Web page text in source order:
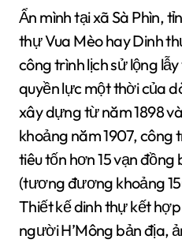
Ẩn mình tại xã Sà Phìn,
thự Vua Mèo hay Dinh
công trình lịch sử lộng
quyền lực một thời của
xây dựng từ năm 1898
khoảng năm 1907, công
tiêu tốn hơn 15 vạn
(tương đương khoảng
Thiết kế dinh thự kết
người H’Mông bản địa,